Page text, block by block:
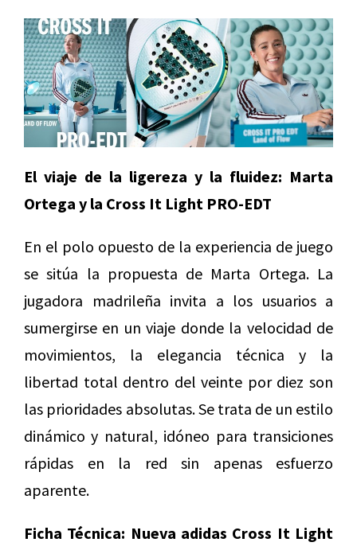
El viaje de la ligereza y la fluidez: Marta
Ortega y la Cross It Light PRO-EDT
En el polo opuesto de la experiencia de juego
se sitúa la propuesta de Marta Ortega. La
jugadora madrileña invita a los usuarios a
sumergirse en un viaje donde la velocidad de
movimientos, la elegancia técnica y la
libertad total dentro del veinte por diez son
las prioridades absolutas. Se trata de un estilo
dinámico y natural, idóneo para transiciones
rápidas en la red sin apenas esfuerzo
aparente.
Ficha Técnica: Nueva adidas Cross It Light